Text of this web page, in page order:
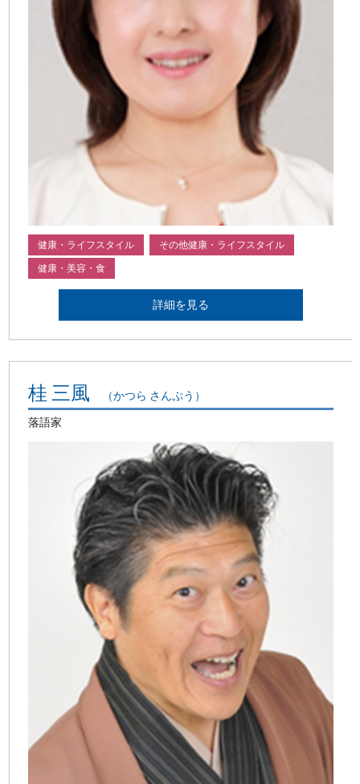
健康・ライフスタイル その他健康・ライフスタイル
健康・美容・食
詳細を見る
桂 三風 （かつら さんぷう）
落語家